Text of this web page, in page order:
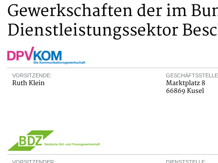
Gewerkschaften der im
Dienstleistungssektor
VORSITZENDE:
Ruth Klein
Marktplatz 8
66869 Kusel